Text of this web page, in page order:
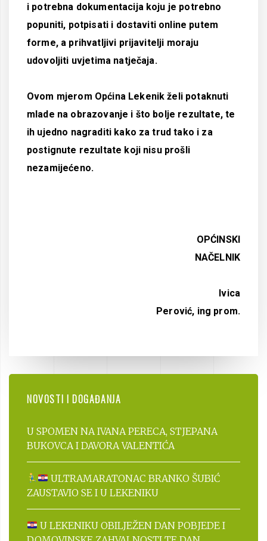
i potrebna dokumentacija koju je potrebno
popuniti, potpisati i dostaviti online putem
forme, a prihvatljivi prijavitelji moraju
udovoljiti uvjetima natječaja.
Ovom mjerom Općina Lekenik želi potaknuti
mlade na obrazovanje i što bolje rezultate, te
ih ujedno nagraditi kako za trud tako i za
postignute rezultate koji nisu prošli
nezamijećeno.
OPĆINSKI
NAČELNIK
Ivica
Perović, ing prom.
NOVOSTI I DOGAĐANJA
U SPOMEN NA IVANA PERECA, STJEPANA
BUKOVCA I DAVORA VALENTIĆA
ULTRAMARATONAC BRANKO ŠUBIĆ
ZAUSTAVIO SE I U LEKENIKU
U LEKENIKU OBILJEŽEN DAN POBJEDE I